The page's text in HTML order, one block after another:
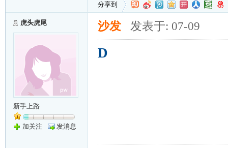
分享到
虎头虎尾
新手上路
加关注 发消息
沙发 发表于: 07-09
D